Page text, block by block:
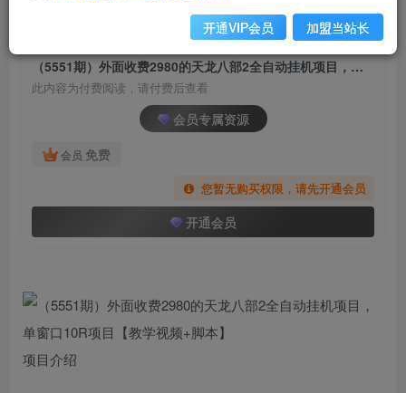
1298 101
（5551期）外面收费2980的天龙八部2全自动挂机项目，单窗口10R项目【教学视频+脚本】
此内容为付费阅读，请付费后查看
会员专属资源
会员 免费
您暂无购买权限，请先开通会员
开通会员
项目介绍
开通VIP会员 加盟当站长